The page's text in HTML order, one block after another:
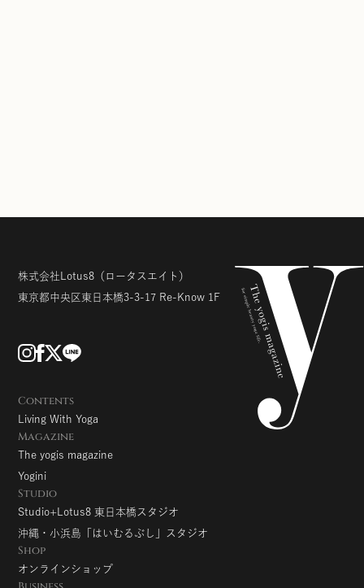
株式会社Lotus8 （ロータスエイト）
東京都中央区東日本橋3-3-17 Re-Know 1F
Contents
Living With Yoga
Magazine
The yogis magazine
Yogini
Studio
Studio+Lotus8 東日本橋スタジオ
沖縄・小浜島「はいむるぶし」スタジオ
Shop
オンラインショップ